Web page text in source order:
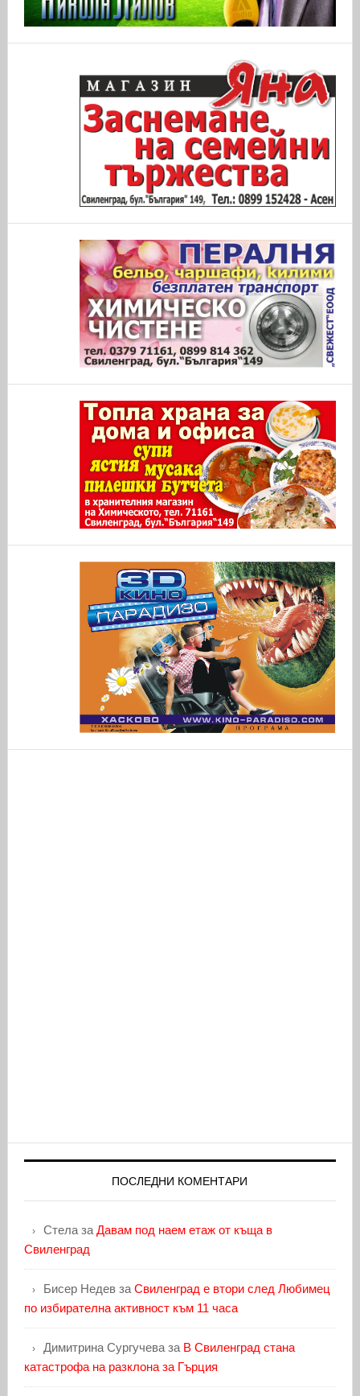
ПОСЛЕДНИ КОМЕНТАРИ
Стелаза Давам под наем етаж от къща в
Свиленград
Бисер Недевза Свиленград е втори след Любимец
по избирателна активност към 11 часа
Димитрина Сургучеваза В Свиленград стана
катастрофа на разклона за Гърция